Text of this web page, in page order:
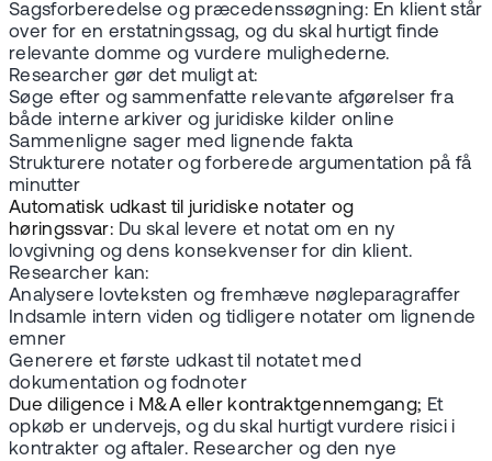
Sagsforberedelse og præcedenssøgning: En klient står
over for en erstatningssag, og du skal hurtigt finde
relevante domme og vurdere mulighederne.
Researcher gør det muligt at:
Søge efter og sammenfatte relevante afgørelser fra
både interne arkiver og juridiske kilder online
Sammenligne sager med lignende fakta
Strukturere notater og forberede argumentation på få
minutter
Automatisk udkast til juridiske notater og
høringssvar: Du skal levere et notat om en ny
lovgivning og dens konsekvenser for din klient.
Researcher kan:
Analysere lovteksten og fremhæve nøgleparagraffer
Indsamle intern viden og tidligere notater om lignende
emner
Generere et første udkast til notatet med
dokumentation og fodnoter
Due diligence i M&A eller kontraktgennemgang; Et
opkøb er undervejs, og du skal hurtigt vurdere risici i
kontrakter og aftaler. Researcher og den nye